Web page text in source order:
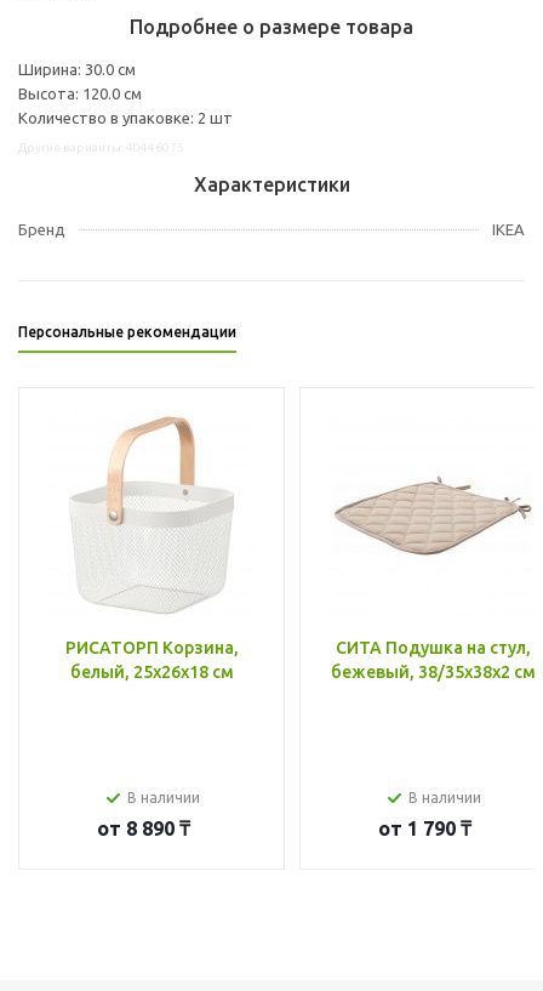
Подробнее о размере товара
Ширина: 30.0 см
Высота: 120.0 см
Количество в упаковке: 2 шт
Характеристики
Бренд IKEA
Персональные рекомендации
РИСАТОРП Корзина,
белый, 25x26x18 см
В наличии
от 8 890 ₸
СИТА Подушка на стул,
бежевый, 38/35x38x2 см
В наличии
от 1 790 ₸